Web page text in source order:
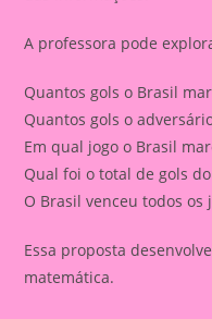
A professora pode
Quantos gols o Brasil
Quantos gols o
Em qual jogo o Brasil
Qual foi o total de gols
O Brasil venceu todos os
Essa proposta
matemática.